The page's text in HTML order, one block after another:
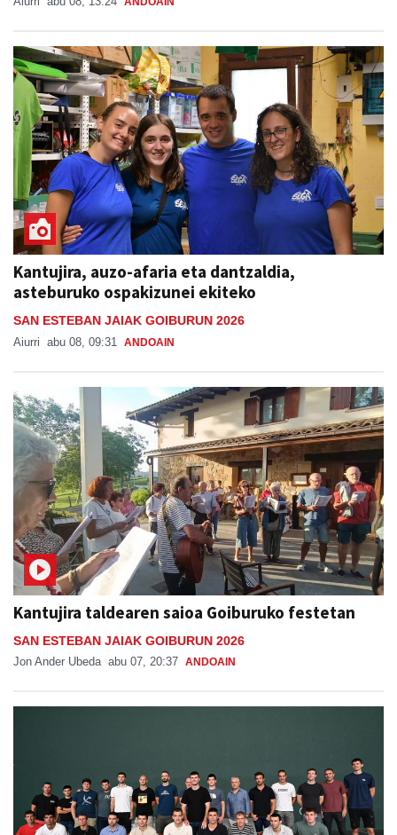
Kantujira, auzo-afaria eta dantzaldia,
asteburuko ospakizunei ekiteko
SAN ESTEBAN JAIAK GOIBURUN 2026
Aiurri abu 08, 09:31 ANDOAIN
Kantujira taldearen saioa Goiburuko festetan
SAN ESTEBAN JAIAK GOIBURUN 2026
Jon Ander Ubeda abu 07, 20:37 ANDOAIN